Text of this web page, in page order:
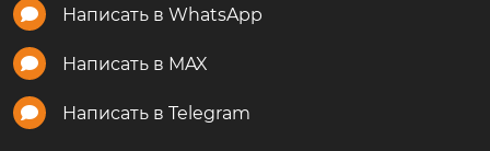
Написать в WhatsApp
Написать в MAX
Написать в Telegram